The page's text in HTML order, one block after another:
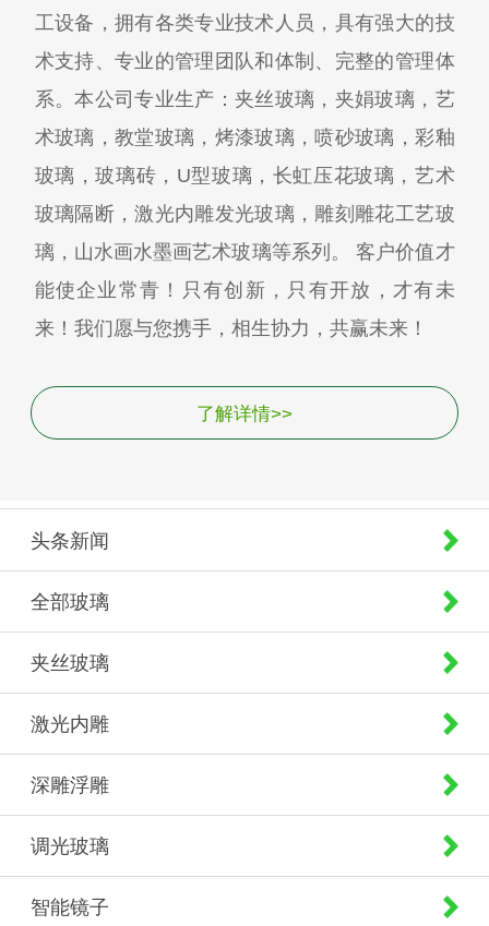
工设备，拥有各类专业技术人员，具有强大的技
术支持、专业的管理团队和体制、完整的管理体
系。本公司专业生产：夹丝玻璃，夹娟玻璃，艺
术玻璃，教堂玻璃，烤漆玻璃，喷砂玻璃，彩釉
玻璃，玻璃砖，U型玻璃，长虹压花玻璃，艺术
玻璃隔断，激光内雕发光玻璃，雕刻雕花工艺玻
璃，山水画水墨画艺术玻璃等系列。 客户价值才
能使企业常青！只有创新，只有开放，才有未
来！我们愿与您携手，相生协力，共赢未来！
了解详情>>
头条新闻
全部玻璃
夹丝玻璃
激光内雕
深雕浮雕
调光玻璃
智能镜子